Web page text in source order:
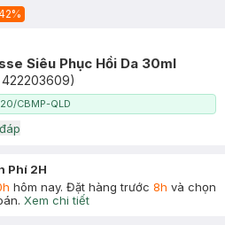
%
Siêu Phục Hồi Da 30ml
422203609)
CBMP-QLD
Phí 2H
hôm nay. Đặt hàng trước 8h và chọn
Xem chi tiết